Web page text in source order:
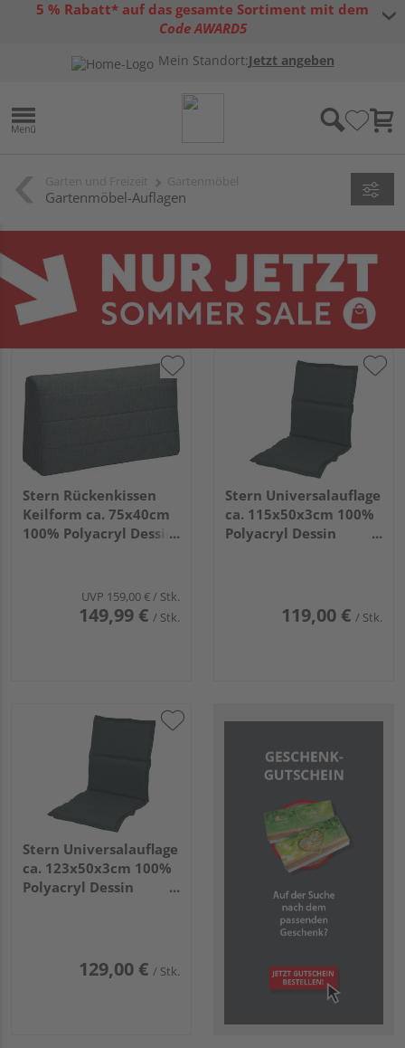
5 % Rabatt* auf das gesamte Sortiment mit dem
Code AWARD5
Gutscheinbedingungen
Mein Standort:Jetzt angeben
Gartenmöbel-Auflagen
Stern Rückenkissen
Keilform ca. 75x40cm
100% Polyacryl Dessin
UVP 159,00 € / Stk.
149,99 € / Stk.
Stern Universalauflage
ca. 115x50x3cm 100%
Polyacryl Dessin
119,00 € / Stk.
Stern Universalauflage
ca. 123x50x3cm 100%
Polyacryl Dessin
129,00 € / Stk.